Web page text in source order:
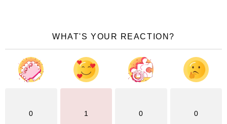
WHAT'S YOUR REACTION?
0 1 0 0